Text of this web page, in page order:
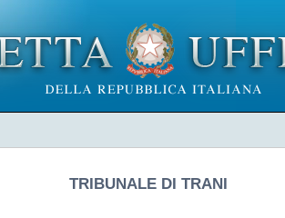
TRIBUNALE DI TRANI